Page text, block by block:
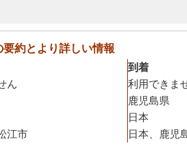
要約とより詳しい情報
ん
江市
到着
利用できま
鹿児島県
日本
日本、鹿児